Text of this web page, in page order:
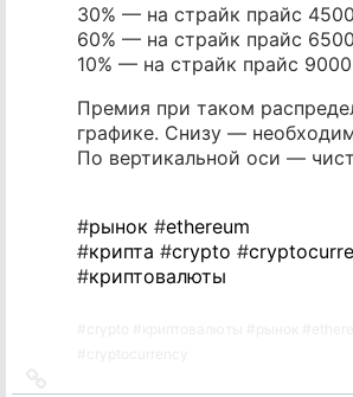
30% — на страйк прайс 4500
60% — на страйк прайс 6500
10% — на страйк прайс 9000
Премия при таком
графике. Снизу —
По вертикальной оси —
#рынок #ethereum
#крипта #crypto #
#криптовалюты